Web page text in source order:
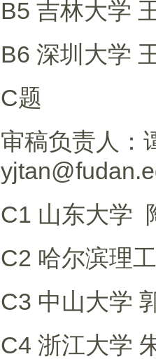
B5 吉林大学
B6 深圳大学
C题
审稿负责人：
C1 山东大学
C2 哈尔滨理
C3 中山大学
C4 浙江大学